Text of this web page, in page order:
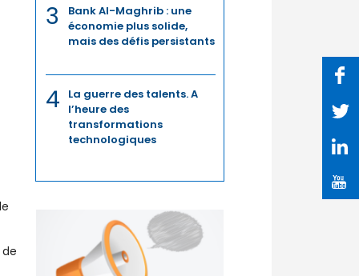
3
Bank Al-Maghrib : une
économie plus solide,
mais des défis persistants
4
La guerre des talents. A
l’heure des
transformations
technologiques